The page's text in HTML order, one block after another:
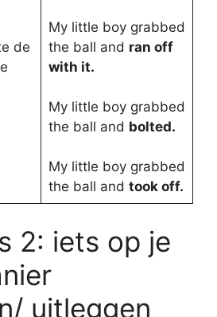
de
My little boy grabbed
the ball and ran off
with it.
My little boy grabbed
the ball and bolted.
My little boy grabbed
the ball and took off.
2: iets op je
uitleggen